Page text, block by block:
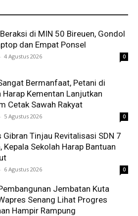
di MIN 50 Bireuen, Gondol
dan Empat Ponsel
- 4 Agustus 2026 0
Bermanfaat, Petani di
Harap Kementan Lanjutkan
Cetak Sawah Rakyat
- 5 Agustus 2026 0
Gibran Tinjau Revitalisasi SDN 7
Kepala Sekolah Harap Bantuan
- 6 Agustus 2026 0
Jembatan Kuta
Senang Lihat Progres
Hampir Rampung